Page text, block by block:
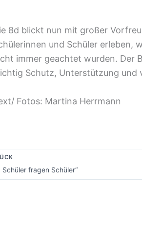
8d blickt nun mit großer
und Schüler erleben,
immer geachtet wurden. Der
Schutz, Unterstützung und
Fotos: Martina Herrmann
Schüler fragen Schüler“